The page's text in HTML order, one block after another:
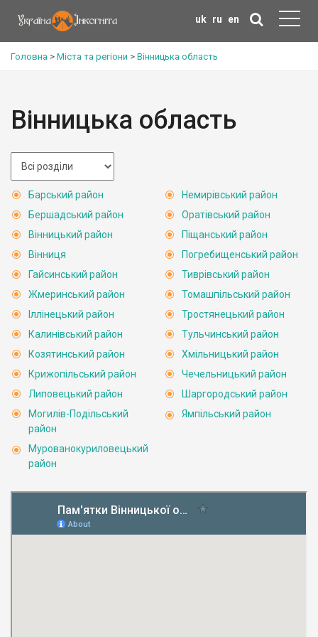
uk ru en
Головна > Міста та регіони > Вінницька область
Вінницька область
Барський район
Бершадський район
Вінницький район
Вінниця
Гайсинський район
Жмеринський район
Іллінецький район
Калинівський район
Козятинський район
Крижопільський район
Липовецький район
Могилів-Подільський
район
Мурованокуриловецький
район
Немирівський район
Оратівський район
Піщанський район
Погребищенський район
Тиврівський район
Томашпільський район
Тростянецький район
Тульчинський район
Хмільницький район
Чечельницький район
Шаргородський район
Ямпільський район